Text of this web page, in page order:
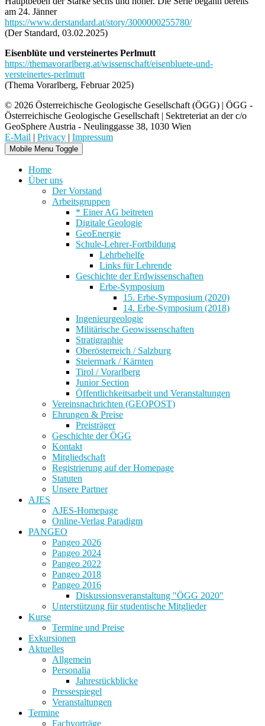
am 24. Jänner
https://www.derstandard.at/story/3000000255780/
(Der Standard, 03.02.2025)
Eisenblüte und versteinertes Perlmutt
https://themavorarlberg.at/wissenschaft/eisenbluete-und-
versteinertes-perlmutt
(Thema Vorarlberg, Februar 2025)
© 2026 Österreichische Geologische Gesellschaft (ÖGG) | ÖGG -
Österreichische Geologische Gesellschaft | Sektreteriat an der c/o
GeoSphere Austria - Neulinggasse 38, 1030 Wien
E-Mail | Privacy | Impressum
Mobile Menu Toggle
Home
Über uns
Der Vorstand
Arbeitsgruppen
* Einer AG beitreten
Digitale Geologie
GeoEnergie
Schule-Lehrer-Fortbildung
Lehrbehelfe
Links für Lehrende
Geschichte der Erdwissenschaften
Erbe-Symposium
15. Erbe-Symposium (2020)
14. Erbe-Symposium (2018)
Ingenieurgeologie
Militärische Geowissenschaften
Stratigraphie
Oberösterreich / Salzburg
Steiermark / Kärnten
Tirol / Vorarlberg
Junior Section
Öffentlichkeitsarbeit und Veranstaltungen
Vereinsnachrichten (GEOPOST)
Ehrungen & Preise
Preisträger
Geschichte der ÖGG
Kontakt
Mitgliedschaft
Registrierung auf der Homepage
Statuten
Unsere Partner
AJES
AJES-Homepage
Online-Verlag Paradigm
PANGEO
Pangeo 2026
Pangeo 2024
Pangeo 2022
Pangeo 2018
Pangeo 2016
Diskussionsveranstaltung "ÖGG 2020"
Unterstützung für studentische Mitglieder
Kurse
Termine und Preise
Exkursionen
Aktuelles
Allgemein
Personalia
Jahresrückblicke
Pressespiegel
Veranstaltungen
Termine
Fachvorträge